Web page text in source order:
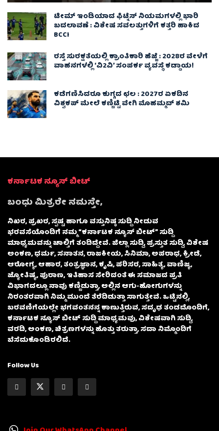
ಟೀಮ್ ಇಂಡಿಯಾದ ಫಿಟ್ನೆಸ್ ನಿಯಮಗಳಲ್ಲಿ ಭಾರಿ
ಬದಲಾವಣೆ : ವಿಶೇಷ ಸವಲತ್ತುಗಳಿಗೆ ಕತ್ತರಿ ಹಾಕಿದ
BCCI
ರಸ್ತೆ ಸುರಕ್ಷತೆಯಲ್ಲಿ ಕ್ರಾಂತಿಕಾರಿ ಹೆಜ್ಜೆ : 2028ರ ವೇಳೆಗೆ
ವಾಹನಗಳಲ್ಲಿ ‘ವಿ2ವಿ’ ಸಂಪರ್ಕ ವ್ಯವಸ್ಥೆ ಕಡ್ಡಾಯ!
ಕಡೆಗಣಿಸಿದರೂ ಕುಗ್ಗದ ಛಲ : 2027ರ ಏಕದಿನ
ವಿಶ್ವಕಪ್‌ ಮೇಲೆ ಕಣ್ಣಿಟ್ಟಿ ವೇಗಿ ಮೊಹಮ್ಮದ್ ಶಮಿ
ಕರ್ನಾಟಕ ನ್ಯೂಸ್ ಬೀಟ್
ಬಂಧು ಮಿತ್ರರೇ ನಮಸ್ತೇ,
ನಿಖರ, ಪ್ರಖರ, ಸ್ಪಷ್ಟ ಹಾಗೂ ವಸ್ತುನಿಷ್ಠ ಸುದ್ದಿ ನೀಡುವ
ಭರವಸೆಯೊಂದಿಗೆ ನಮ್ಮ “ಕರ್ನಾಟಕ ನ್ಯೂಸ್ ಬೀಟ್” ಸುದ್ದಿ
ಮಾಧ್ಯಮವನ್ನು ಚಾಲ್ತಿಗೆ ತಂದಿದ್ದೇವೆ. ಜಿಲ್ಲಾ ಸುದ್ದಿ, ಪ್ರಸ್ತುತ ಸುದ್ದಿ, ವಿಶೇಷ
ಅಂಕಣ, ಧರ್ಮ, ಸನಾತನ, ರಾಜಕೀಯ, ಸಿನಿಮಾ, ಅಪರಾಧ, ಕ್ರೀಡೆ,
ಆರೋಗ್ಯ, ಆಹಾರ, ತಂತ್ರಜ್ಞಾನ, ಕೃಷಿ, ಪರಿಸರ, ಸಾಹಿತ್ಯ, ವಾಣಿಜ್ಯ,
ಜ್ಯೋತಿಷ್ಯ, ಪುರಾಣ, ಇತಿಹಾಸ ಸೇರಿದಂತೆ ಈ ಸಮಾಜದ ಪ್ರತಿ
ವಿಭಾಗದಲ್ಲೂ ನಾವು ಕಣ್ಣಿಡುತ್ತಾ, ಅಲ್ಲಿನ ಆಗು-ಹೋಗುಗಳನ್ನು
ನಿರಂತರವಾಗಿ ನಿಮ್ಮ ಮುಂದೆ ತೆರೆದಿಡುತ್ತಾ ಸಾಗುತ್ತೇವೆ. ಒಟ್ಟಿನಲ್ಲಿ,
ಬರವಣಿಗೆಯಲ್ಲೇ ಭಗವಂತನನ್ನ ಕಾಣುತ್ತಿರುವ, ಸದೃಢ ತಂಡದೊಂದಿಗೆ,
ಕರ್ನಾಟಕ ನ್ಯೂಸ್ ಬೀಟ್ ಸುದ್ದಿ ಮಾಧ್ಯಮವು, ವಿಶೇಷವಾಗಿ ಸುದ್ದಿ,
ವರದಿ, ಅಂಕಣ, ಚಿತ್ರಣಗಳನ್ನು ಹೊತ್ತು ತರುತ್ತಾ, ಸದಾ ನಿಮ್ಮೊಂದಿಗೆ
ಬೆಸೆದುಕೊಂಡಿರಲಿದೆ.
Follow Us